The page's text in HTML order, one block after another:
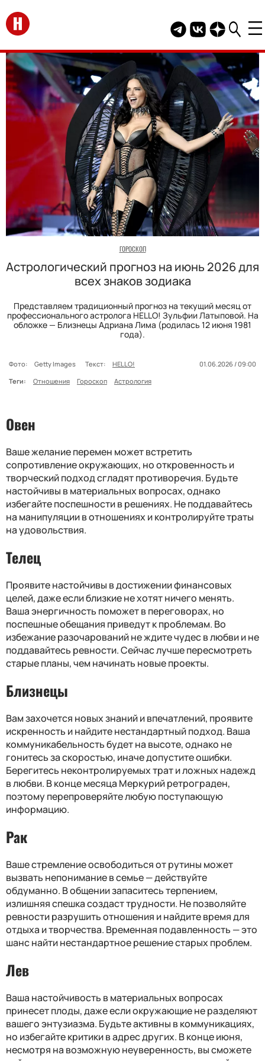
Перейти на главную
Telegram канал
Группа HELLO
Канал
ГОРОСКОП
Астрологический прогноз на июнь 2026 для
всех знаков зодиака
Представляем традиционный прогноз на текущий месяц от
профессионального астролога HELLO! Зульфии Латыповой. На
обложке — Близнецы Адриана Лима (родилась 12 июня 1981
года).
Фото: Getty Images Текст: HELLO!
01.06.2026 / 09:00
Теги:
Отношения Гороскоп Астрология
Овен
Ваше желание перемен может встретить
сопротивление окружающих, но откровенность и
творческий подход сгладят противоречия. Будьте
настойчивы в материальных вопросах, однако
избегайте поспешности в решениях. Не поддавайтесь
на манипуляции в отношениях и контролируйте траты
на удовольствия.
Телец
Проявите настойчивы в достижении финансовых
целей, даже если близкие не хотят ничего менять.
Ваша энергичность поможет в переговорах, но
поспешные обещания приведут к проблемам. Во
избежание разочарований не ждите чудес в любви и не
поддавайтесь ревности. Сейчас лучше пересмотреть
старые планы, чем начинать новые проекты.
Близнецы
Вам захочется новых знаний и впечатлений, проявите
искренность и найдите нестандартный подход. Ваша
коммуникабельность будет на высоте, однако не
гонитесь за скоростью, иначе допустите ошибки.
Берегитесь неконтролируемых трат и ложных надежд
в любви. В конце месяца Меркурий ретрограден,
поэтому перепроверяйте любую поступающую
информацию.
Рак
Ваше стремление освободиться от рутины может
вызвать непонимание в семье — действуйте
обдуманно. В общении запаситесь терпением,
излишняя спешка создаст трудности. Не позволяйте
ревности разрушить отношения и найдите время для
отдыха и творчества. Временная подавленность — это
шанс найти нестандартное решение старых проблем.
Лев
Ваша настойчивость в материальных вопросах
принесет плоды, даже если окружающие не разделяют
вашего энтузиазма. Будьте активны в коммуникациях,
но избегайте критики в адрес других. В конце июня,
несмотря на возможную неуверенность, вы сможете